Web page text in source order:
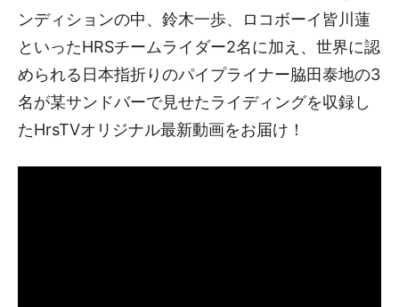
ンディションの中、鈴木一歩、ロコボーイ皆川蓮
といったHRSチームライダー2名に加え、世界に認
められる日本指折りのパイプライナー脇田泰地の3
名が某サンドバーで見せたライディングを収録し
たHrsTVオリジナル最新動画をお届け！